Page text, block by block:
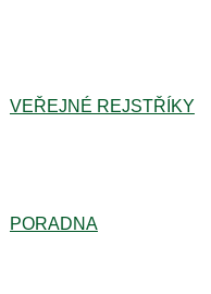
VEŘEJNÉ REJSTŘÍKY
PORADNA